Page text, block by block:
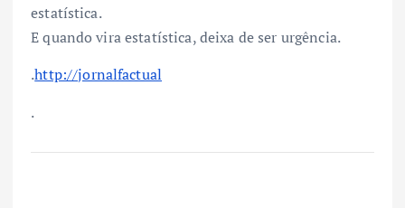
estatística.
E quando vira estatística, deixa de ser urgência.
.http://jornalfactual
.